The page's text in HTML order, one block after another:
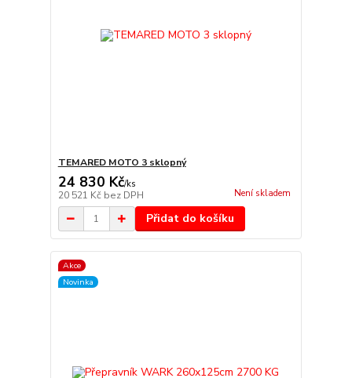
TEMARED MOTO 3 sklopný
24 830 Kč/ks
20 521 Kč bez DPH Není skladem
Přidat do košíku
Akce
Novinka